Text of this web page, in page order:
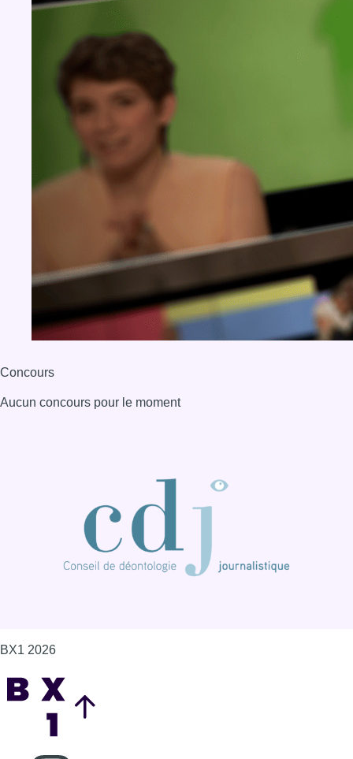
Concours
Aucun concours pour le moment
BX1 2026